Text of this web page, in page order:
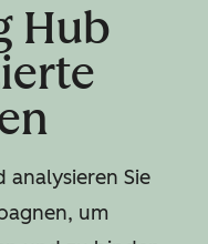
Hub
Sie
um